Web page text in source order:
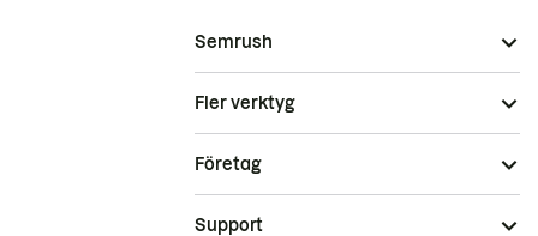
Semrush
Fler verktyg
Företag
Support